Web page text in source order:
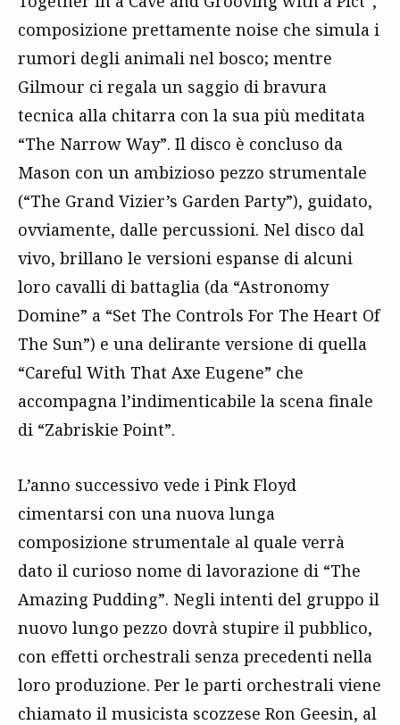
composizione prettamente noise che simula i
rumori degli animali nel bosco; mentre
Gilmour ci regala un saggio di bravura
tecnica alla chitarra con la sua più meditata
“The Narrow Way”. Il disco è concluso da
Mason con un ambizioso pezzo strumentale
(“The Grand Vizier’s Garden Party”), guidato,
ovviamente, dalle percussioni. Nel disco dal
vivo, brillano le versioni espanse di alcuni
loro cavalli di battaglia (da “Astronomy
Domine” a “Set The Controls For The Heart Of
The Sun”) e una delirante versione di quella
“Careful With That Axe Eugene” che
accompagna l’indimenticabile la scena finale
di “Zabriskie Point”.
L’anno successivo vede i Pink Floyd
cimentarsi con una nuova lunga
composizione strumentale al quale verrà
dato il curioso nome di lavorazione di “The
Amazing Pudding”. Negli intenti del gruppo il
nuovo lungo pezzo dovrà stupire il pubblico,
con effetti orchestrali senza precedenti nella
loro produzione. Per le parti orchestrali viene
chiamato il musicista scozzese Ron Geesin, al